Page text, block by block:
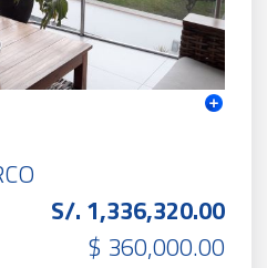
S/. 1,336,320.00
$ 360,000.00